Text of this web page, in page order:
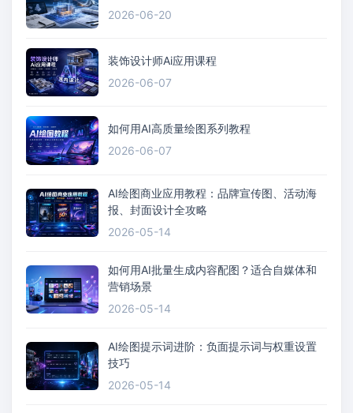
2026-06-20
装饰设计师Ai应用课程
2026-06-07
如何用AI高质量绘图系列教程
2026-06-07
AI绘图商业应用教程：品牌宣传图、活动海
报、封面设计全攻略
2026-05-14
如何用AI批量生成内容配图？适合自媒体和
营销场景
2026-05-14
AI绘图提示词进阶：负面提示词与权重设置
技巧
2026-05-14